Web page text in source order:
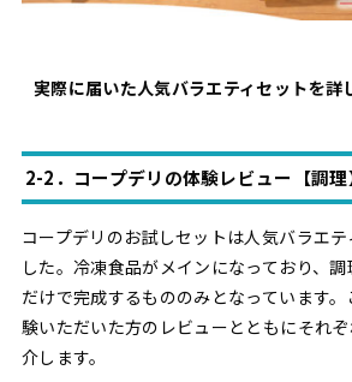
実際に届いた人気バラエティセットを詳
2-2．コープデリの体験レビュー【調理
コープデリのお試しセットは人気バラエ
した。冷凍食品がメインになっており、
だけで完成するもののみとなっています
験いただいた方のレビューとともにそれ
介します。